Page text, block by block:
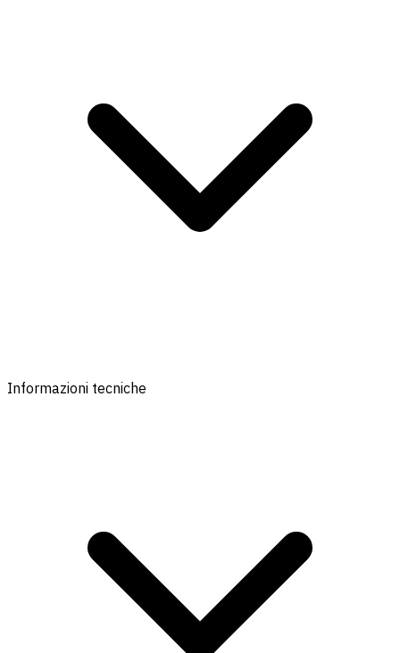
Informazioni tecniche